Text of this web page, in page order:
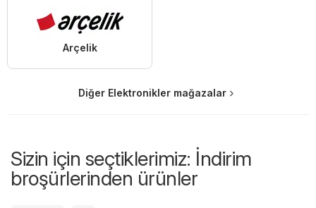
Arçelik
Diğer Elektronikler mağazalar
Sizin için seçtiklerimiz: İndirim
broşürlerinden ürünler